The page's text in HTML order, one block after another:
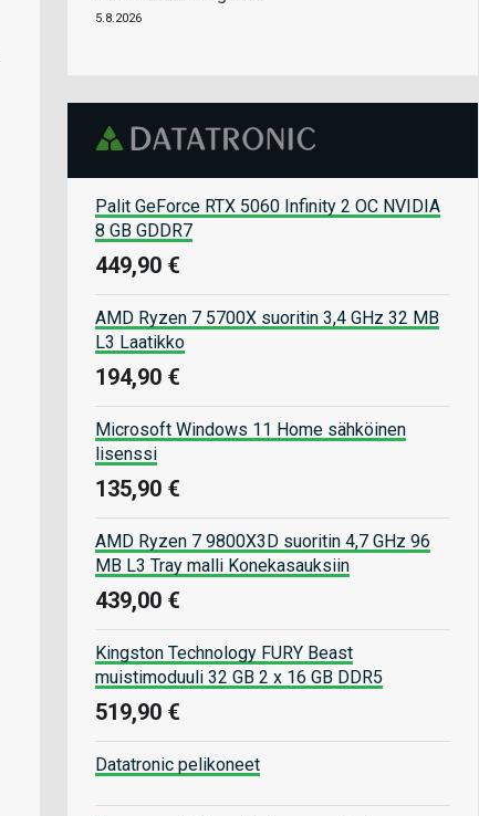
5.8.2026
Palit GeForce RTX 5060 Infinity 2 OC NVIDIA
8 GB GDDR7
449,90 €
AMD Ryzen 7 5700X suoritin 3,4 GHz 32 MB
L3 Laatikko
194,90 €
Microsoft Windows 11 Home sähköinen
lisenssi
135,90 €
AMD Ryzen 7 9800X3D suoritin 4,7 GHz 96
MB L3 Tray malli Konekasauksiin
439,00 €
Kingston Technology FURY Beast
muistimoduuli 32 GB 2 x 16 GB DDR5
519,90 €
Datatronic pelikoneet